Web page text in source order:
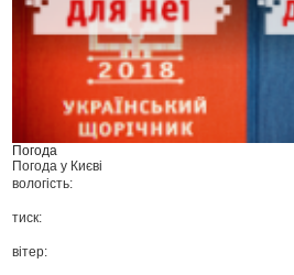
Погода
Погода у Києві
вологість:
тиск:
вітер: